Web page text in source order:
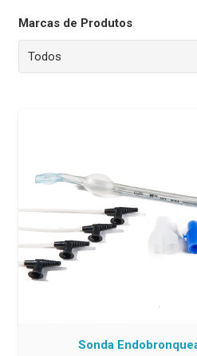
Marcas de Produtos
Sonda